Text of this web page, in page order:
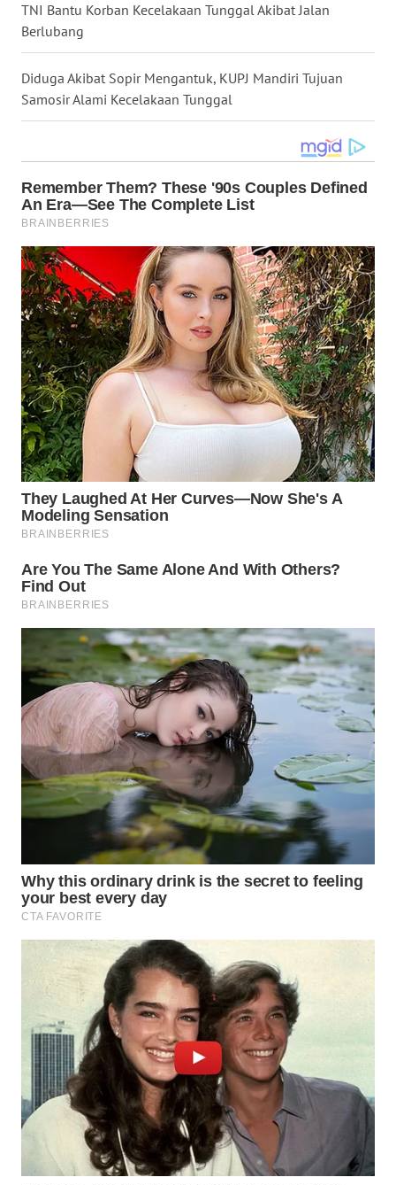
TNI Bantu Korban Kecelakaan Tunggal Akibat Jalan
Berlubang
Diduga Akibat Sopir Mengantuk, KUPJ Mandiri Tujuan
Samosir Alami Kecelakaan Tunggal
NUSANTARA
WN
JOGJA
WN
WN
KALBAR
WN
KALTENG
WN
KALTARA
WN
KALSEL
KALTIM
WN
SULSEL
WN
GORONTALO
WN
SULUT
WN
WN
MALUT
WN
DAIRI
DANAU
TOBA
WN
NIAS
WN
LANGKAT